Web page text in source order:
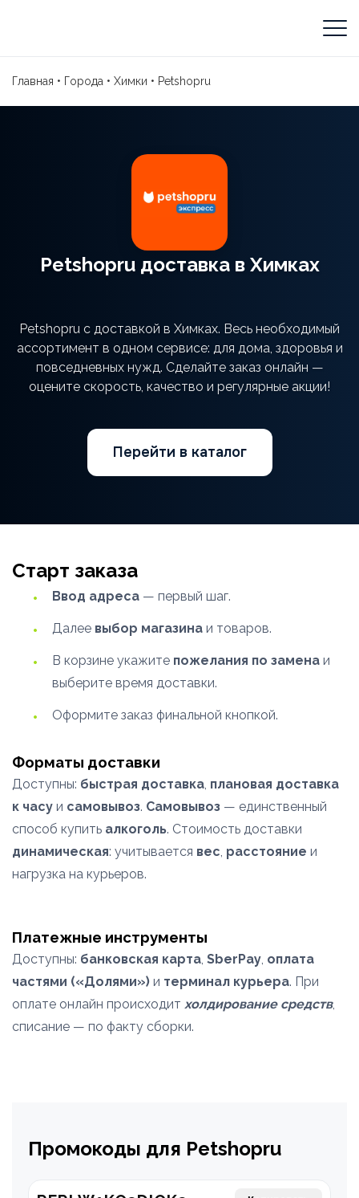
Главная • Города • Химки • Petshopru
Petshopru доставка в Химках
Petshopru с доставкой в Химках. Весь необходимый
ассортимент в одном сервисе: для дома, здоровья и
повседневных нужд. Сделайте заказ онлайн —
оцените скорость, качество и регулярные акции!
Перейти в каталог
Старт заказа
Ввод адреса — первый шаг.
Далее выбор магазина и товаров.
В корзине укажите пожелания по замена и
выберите время доставки.
Оформите заказ финальной кнопкой.
Форматы доставки
Доступны: быстрая доставка, плановая доставка
к часу и самовывоз. Самовывоз — единственный
способ купить алкоголь. Стоимость доставки
динамическая: учитывается вес, расстояние и
нагрузка на курьеров.
Платежные инструменты
Доступны: банковская карта, SberPay, оплата
частями («Долями») и терминал курьера. При
оплате онлайн происходит холдирование средств,
списание — по факту сборки.
Промокоды для Petshopru